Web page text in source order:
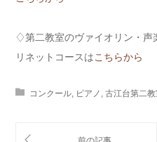
♢第二教室のヴァイオリン・声
リネットコースはこちらから
コンクール, ピアノ , 古江台第二